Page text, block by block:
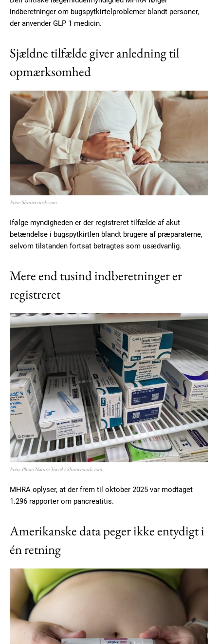
indberetninger om bugspytkirtelproblemer blandt personer,
der anvender GLP 1 medicin.
Sjældne tilfælde giver anledning til
opmærksomhed
Foto: Shutterstock.com
Ifølge myndigheden er der registreret tilfælde af akut
betændelse i bugspytkirtlen blandt brugere af præparaterne,
selvom tilstanden fortsat betragtes som usædvanlig.
Mere end tusind indberetninger er
registreret
Foto: Photo Nature Travel / Shutterstock.com
MHRA oplyser, at der frem til oktober 2025 var modtaget
1.296 rapporter om pancreatitis.
Amerikanske data peger ikke entydigt i
én retning